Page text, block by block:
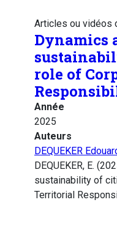
Articles ou vidéos
Dynamics
role of
Année
2025
Auteurs
DEQUEKER
DEQUEKER, E.
sustainability of
Territorial